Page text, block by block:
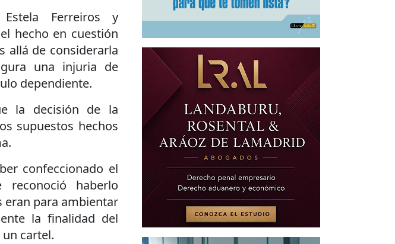
Ferreiros y
hecho en cuestión
allá de considerarla
una injuria de
dependiente.
la decisión de la
supuestos hechos
confeccionado el
haberlo
para ambientar
la finalidad del
cartel.